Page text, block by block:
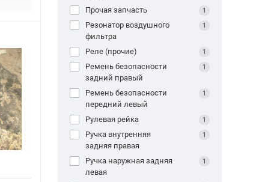
Прочая запчасть 1
Резонатор воздушного
фильтра
1
Реле (прочие) 1
Ремень безопасности
задний правый
1
Ремень безопасности
передний левый
1
Рулевая рейка 1
Ручка внутренняя
задняя правая
1
Ручка наружная задняя
левая
1